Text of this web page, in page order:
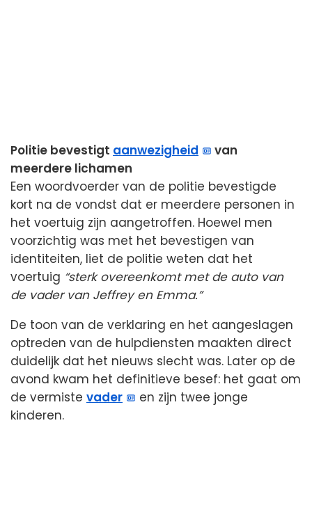
Politie bevestigt aanwezigheid
van
meerdere lichamen
Een woordvoerder van de politie bevestigde
kort na de vondst dat er meerdere personen in
het voertuig zijn aangetroffen. Hoewel men
voorzichtig was met het bevestigen van
identiteiten, liet de politie weten dat het
voertuig “sterk overeenkomt met de auto van
de vader van Jeffrey en Emma.”
De toon van de verklaring en het aangeslagen
optreden van de hulpdiensten maakten direct
duidelijk dat het nieuws slecht was. Later op de
avond kwam het definitieve besef: het gaat om
de vermiste vader
en zijn twee jonge
kinderen.